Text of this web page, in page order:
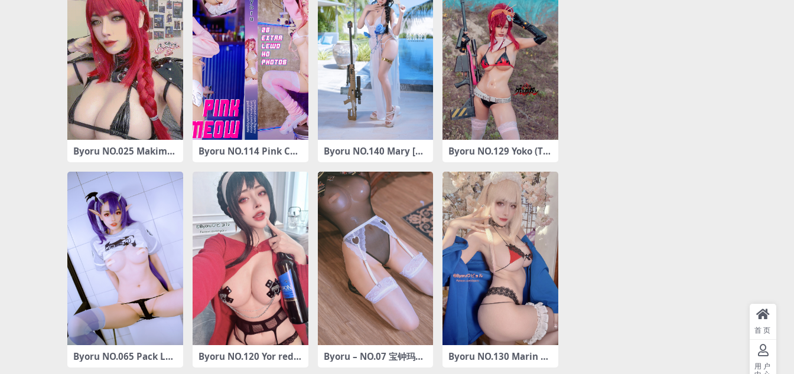
Byoru NO.025 Makima
Byoru NO.114 Pink Cy
Byoru NO.140 Mary [35
Byoru NO.129 Yoko (Te
gann) [44P-105M]
Byoru NO.065 Pack Lev
Byoru NO.120 Yor red
Byoru – NO.07 宝钟玛琳
Byoru NO.130 Marin Re
首页
用户